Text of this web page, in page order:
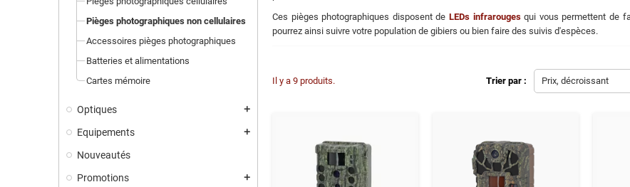
Pièges photographiques non cellulaires
Accessoires pièges photographiques
Batteries et alimentations
Cartes mémoire
Optiques add
Equipements add
Nouveautés
Promotions
add
Ces pièges photographiques disposent deLEDs infrarougesqui vous permettent de
pourrez ainsi suivre votre population de gibiers ou bien faire des suivis d'espèces.
Trier par : Prix, décroissant
Il y a 9 produits.